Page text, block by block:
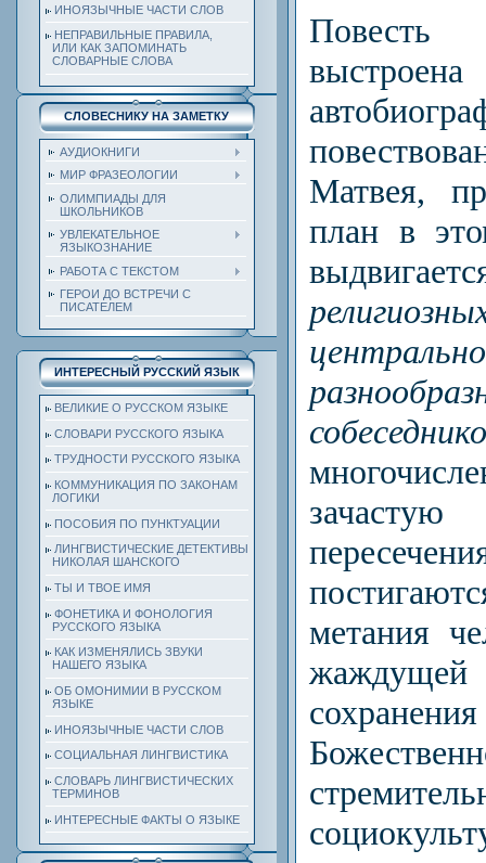
ИНОЯЗЫЧНЫЕ ЧАСТИ СЛОВ
НЕПРАВИЛЬНЫЕ ПРАВИЛА,
ИЛИ КАК ЗАПОМИНАТЬ
СЛОВАРНЫЕ СЛОВА
СЛОВЕСНИКУ НА ЗАМЕТКУ
АУДИОКНИГИ
МИР ФРАЗЕОЛОГИИ
ОЛИМПИАДЫ ДЛЯ
ШКОЛЬНИКОВ
УВЛЕКАТЕЛЬНОЕ
ЯЗЫКОЗНАНИЕ
РАБОТА С ТЕКСТОМ
ГЕРОИ ДО ВСТРЕЧИ С
ПИСАТЕЛЕМ
ИНТЕРЕСНЫЙ РУССКИЙ ЯЗЫК
ВЕЛИКИЕ О РУССКОМ ЯЗЫКЕ
СЛОВАРИ РУССКОГО ЯЗЫКА
ТРУДНОСТИ РУССКОГО ЯЗЫКА
КОММУНИКАЦИЯ ПО ЗАКОНАМ
ЛОГИКИ
ПОСОБИЯ ПО ПУНКТУАЦИИ
ЛИНГВИСТИЧЕСКИЕ ДЕТЕКТИВЫ
НИКОЛАЯ ШАНСКОГО
ТЫ И ТВОЕ ИМЯ
ФОНЕТИКА И ФОНОЛОГИЯ
РУССКОГО ЯЗЫКА
КАК ИЗМЕНЯЛИСЬ ЗВУКИ
НАШЕГО ЯЗЫКА
ОБ ОМОНИМИИ В РУССКОМ
ЯЗЫКЕ
ИНОЯЗЫЧНЫЕ ЧАСТИ СЛОВ
СОЦИАЛЬНАЯ ЛИНГВИСТИКА
СЛОВАРЬ ЛИНГВИСТИЧЕСКИХ
ТЕРМИНОВ
ИНТЕРЕСНЫЕ ФАКТЫ О ЯЗЫКЕ
Матвея,
план в
метания